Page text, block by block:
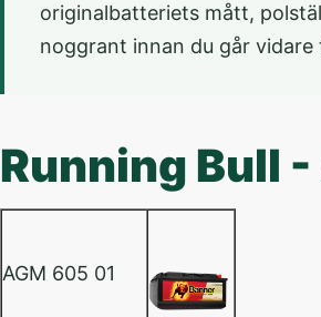
originalbatteriets mått,
noggrant innan du går
Running Bull
AGM 605 01